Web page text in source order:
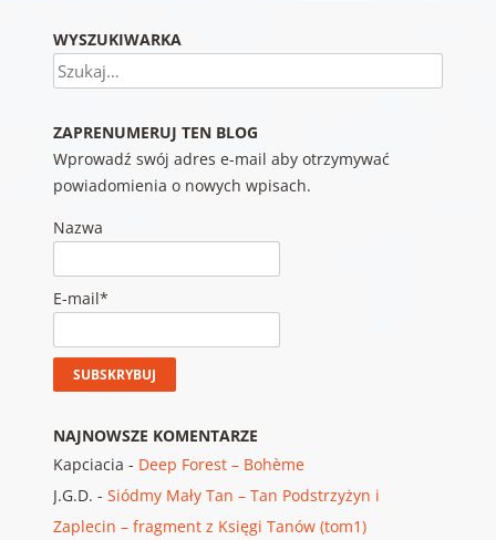
WYSZUKIWARKA
Szukaj
ZAPRENUMERUJ TEN BLOG
Wprowadź swój adres e-mail aby otrzymywać
powiadomienia o nowych wpisach.
Nazwa
E-mail*
NAJNOWSZE KOMENTARZE
Kapciacia - Deep Forest – Bohème
J.G.D. - Siódmy Mały Tan – Tan Podstrzyżyn i
Zaplecin – fragment z Księgi Tanów (tom1)